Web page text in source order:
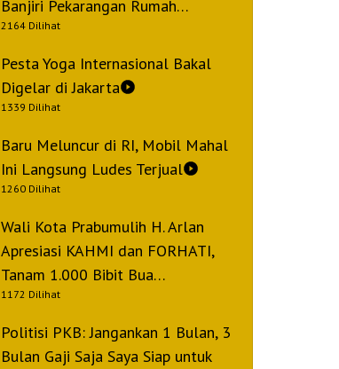
Banjiri Pekarangan Rumah…
2164 Dilihat
Pesta Yoga Internasional Bakal
Digelar di Jakarta
1339 Dilihat
Baru Meluncur di RI, Mobil Mahal
Ini Langsung Ludes Terjual
1260 Dilihat
Wali Kota Prabumulih H. Arlan
Apresiasi KAHMI dan FORHATI,
Tanam 1.000 Bibit Bua…
1172 Dilihat
Politisi PKB: Jangankan 1 Bulan, 3
Bulan Gaji Saja Saya Siap untuk